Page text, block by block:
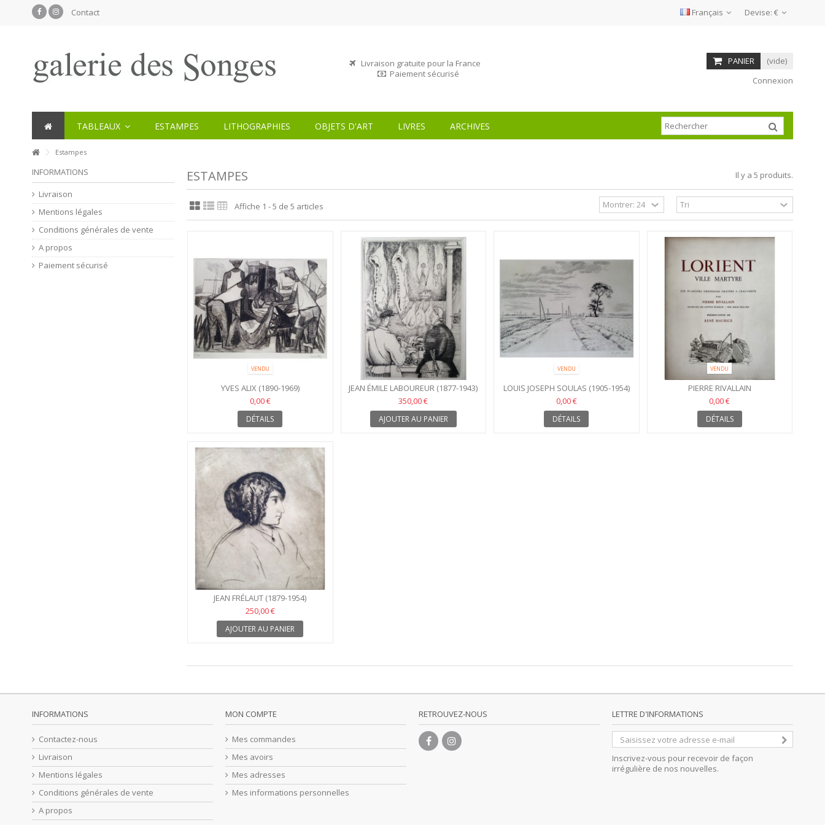
Devise: €
Français
Contact
Livraison gratuite pour la France
Paiement sécurisé
PANIER
(vide)
Connexion
TABLEAUX ESTAMPES LITHOGRAPHIES OBJETS D'ART LIVRES ARCHIVES
Estampes
ESTAMPES Il y a 5 produits.
Affiche 1 - 5 de 5 articles
VENDU
YVES ALIX (1890-1969)
0,00 €
DÉTAILS
JEAN ÉMILE LABOUREUR (1877-1943)
350,00 €
AJOUTER AU PANIER
VENDU
LOUIS JOSEPH SOULAS (1905-1954)
0,00 €
DÉTAILS
VENDU
PIERRE RIVALLAIN
0,00 €
DÉTAILS
JEAN FRÉLAUT (1879-1954)
250,00 €
AJOUTER AU PANIER
INFORMATIONS
Livraison
Mentions légales
Conditions générales de vente
A propos
Paiement sécurisé
INFORMATIONS
Contactez-nous
Livraison
Mentions légales
Conditions générales de vente
A propos
MON COMPTE
Mes commandes
Mes avoirs
Mes adresses
Mes informations personnelles
RETROUVEZ-NOUS LETTRE D'INFORMATIONS
Inscrivez-vous pour recevoir de façon
irrégulière de nos nouvelles.